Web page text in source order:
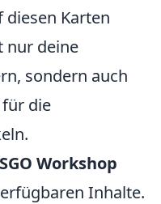
Karten
nur deine
sondern auch
die
Workshop
Inhalte.